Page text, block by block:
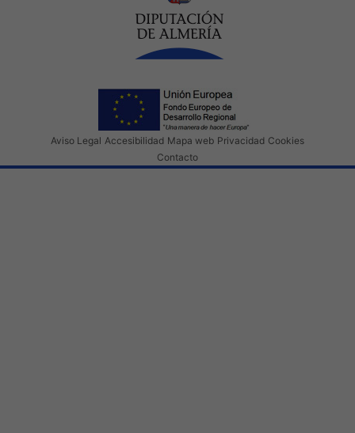
Aviso Legal Accesibilidad Mapa web Privacidad Cookies
Contacto